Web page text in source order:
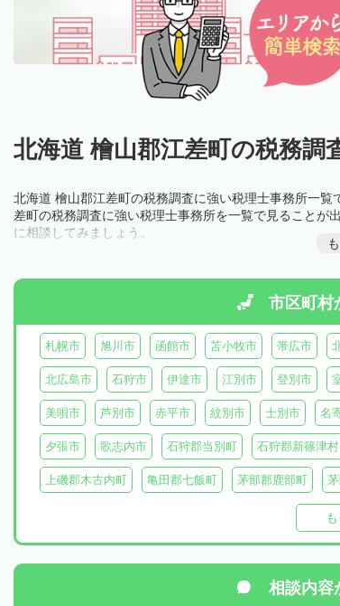
北海道 檜山郡江差町の税務調
北海道 檜山郡江差町の税務調査に強い税理士事務所一
差町の税務調査に強い税理士事務所を一覧で見ることが
に相談してみましょう。
市区町村
札幌市 旭川市 函館市 苫小牧市 帯広市
北広島市 石狩市 伊達市 江別市 登別市
美唄市 芦別市 赤平市 紋別市 士別市 名
夕張市 歌志内市 石狩郡当別町 石狩郡新篠津村
上磯郡木古内町 亀田郡七飯町 茅部郡鹿部町
島牧郡島牧村 寿都郡寿都町 寿都郡黒松内町
虻田郡喜茂別町
相談内容